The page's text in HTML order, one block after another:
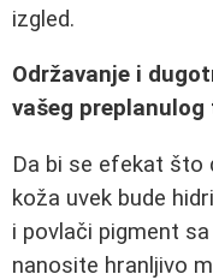
izgled.
Održavanje i
vašeg preplanulog
Da bi se efekat što
koža uvek bude
i povlači pigment
nanosite hranljivo